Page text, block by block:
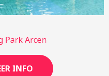
Park Arcen
INFO